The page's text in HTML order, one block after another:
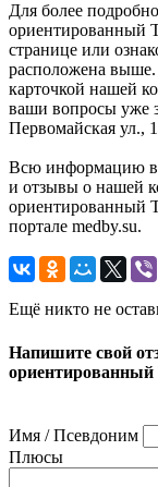
Для более
ориентированный
странице или
расположена
карточкой нашей
ваши вопросы уже
Первомайская ул.,
Всю информацию в
и отзывы о нашей
ориентированный
портале medby.su.
Ещё никто не
Напишите свой
ориентированный
Имя / Псевдоним
Плюсы